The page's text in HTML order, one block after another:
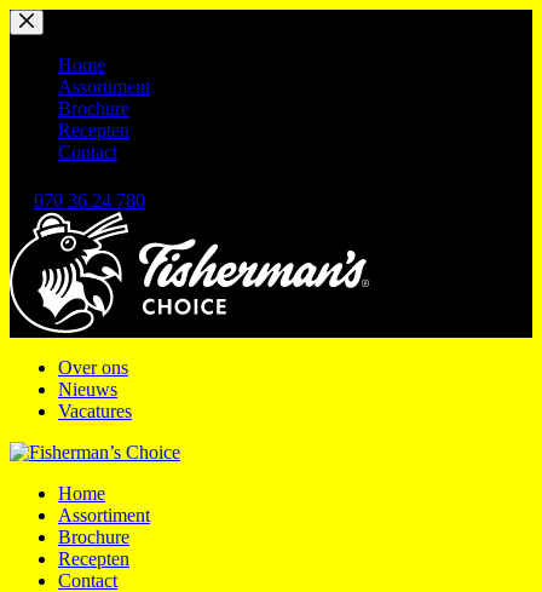
Ga
naar
inhoud
Home
Assortiment
Brochure
Recepten
Contact
070 36 24 780
Over ons
Nieuws
Vacatures
Home
Assortiment
Brochure
Recepten
Contact